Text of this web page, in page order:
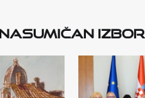
Nasumičan izbor